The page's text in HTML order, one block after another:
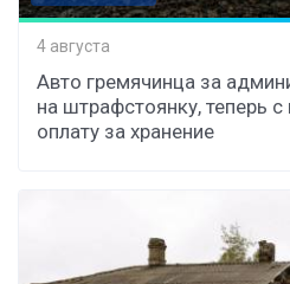
4 августа
Авто гремячинца за
на штрафстоянку, теперь
оплату за хранение